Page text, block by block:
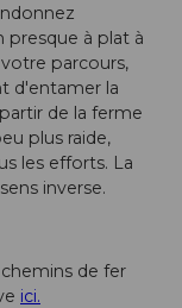
presque à plat à
parcours,
d'entamer la
de la ferme
plus raide,
les efforts. La
inverse.
de fer
ici.